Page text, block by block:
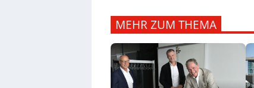
MEHR ZUM THEMA